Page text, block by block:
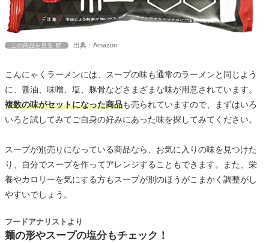
この商品を見る 出典：Amazon
こんにゃくラーメンには、スープの味も通常のラーメンと同じよう
に、醤油、味噌、塩、豚骨などさまざまな味が用意されています。
複数の味がセットになった商品も売られていますので、まずはいろ
いろと試してみてご自身の好みにあった味を探してみてください。
スープが別売りになっている商品なら、お気に入りの味を見つけた
り、自分でスープを作ってアレンジすることもできます。また、栄
養やカロリーを気にする方もスープが別のほうがこまかく調整がし
やすいでしょう。
麺の形やスープの塩分もチェック！
フードアナリストより